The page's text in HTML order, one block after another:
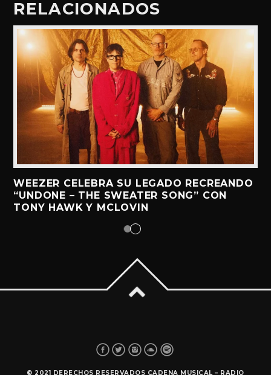
RELACIONADOS
WEEZER CELEBRA SU LEGADO RECREANDO
“UNDONE – THE SWEATER SONG” CON
TONY HAWK Y MCLOVIN
© 2021 DERECHOS RESERVADOS CADENA MUSICAL – RADIO